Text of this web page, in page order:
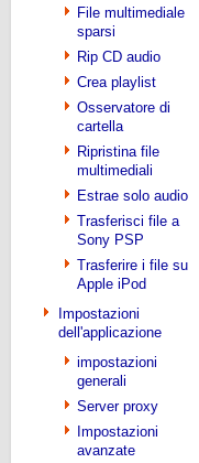
File multimediale
sparsi
Rip CD audio
Crea playlist
Osservatore di
cartella
Ripristina file
multimediali
Estrae solo audio
Trasferisci file a
Sony PSP
Trasferire i file su
Apple iPod
Impostazioni
dell'applicazione
impostazioni
generali
Server proxy
Impostazioni
avanzate